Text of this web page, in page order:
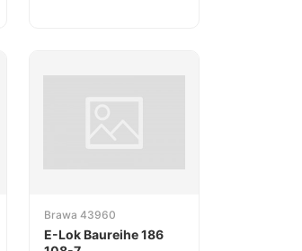
Brawa 43960
E-Lok Baureihe 186